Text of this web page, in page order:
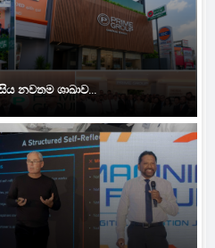
නවතම ශාඛාව...